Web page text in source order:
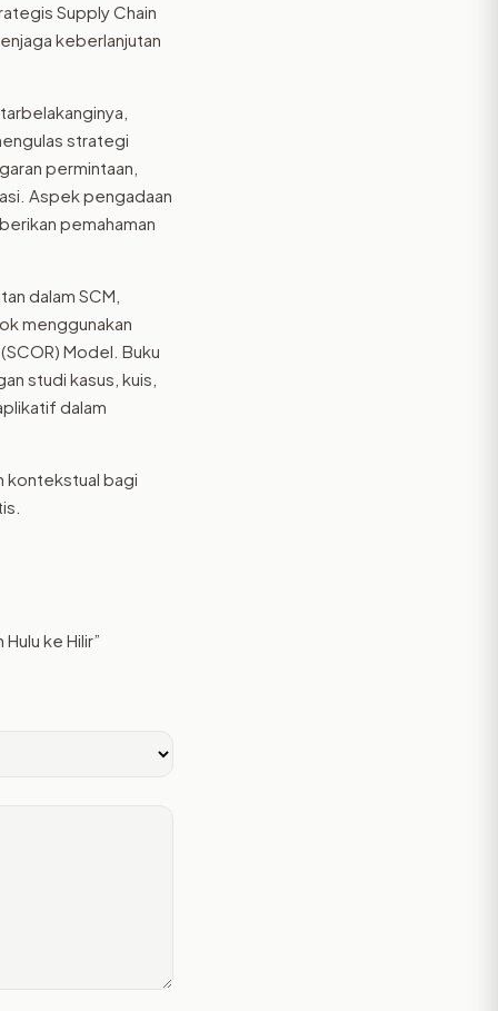
Supply Chain
keberlanjutan
strategi
permintaan,
Aspek pengadaan
pemahaman
dalam SCM,
menggunakan
Model. Buku
studi kasus, kuis,
dalam
kontekstual bagi
ke Hilir”